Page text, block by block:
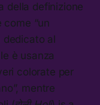
della definizione
come “un
al
è usanza
colorate per
mentre